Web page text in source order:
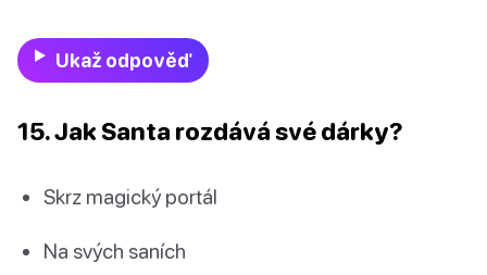
Ukaž odpověď
15. Jak Santa rozdává své dárky?
Skrz magický portál
Na svých saních